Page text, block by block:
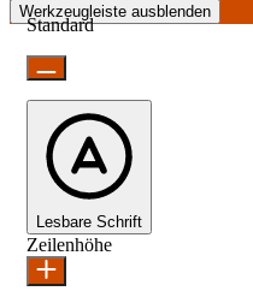
Werkzeugleiste ausblenden
Standard
Lesbare Schrift
Zeilenhöhe